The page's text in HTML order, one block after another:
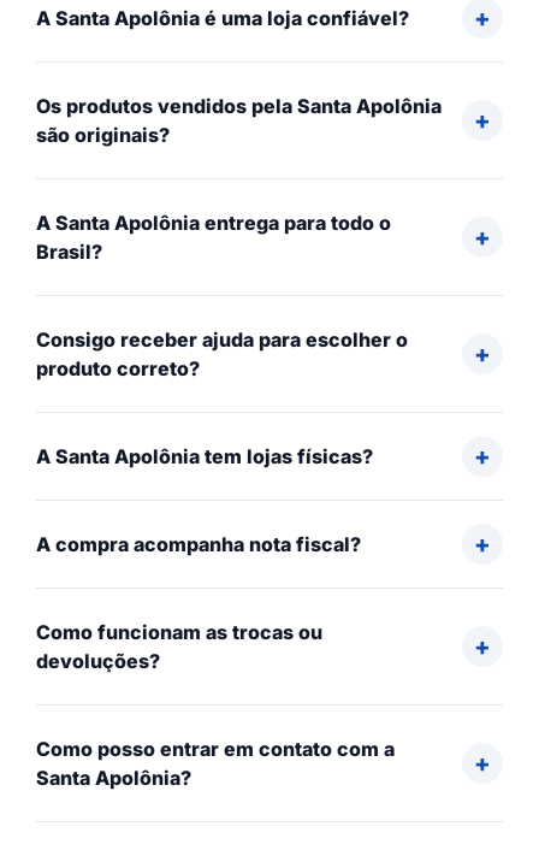
A Santa Apolônia é uma loja confiável?
Os produtos vendidos pela Santa Apolônia
são originais?
A Santa Apolônia entrega para todo o
Brasil?
Consigo receber ajuda para escolher o
produto correto?
A Santa Apolônia tem lojas físicas?
A compra acompanha nota fiscal?
Como funcionam as trocas ou
devoluções?
Como posso entrar em contato com a
Santa Apolônia?